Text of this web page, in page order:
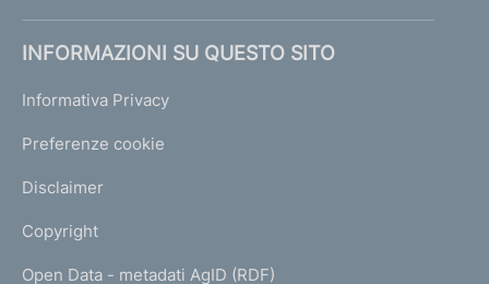
INFORMAZIONI SU QUESTO SITO
Informativa Privacy
Preferenze cookie
Disclaimer
Copyright
Open Data - metadati AgID (RDF)